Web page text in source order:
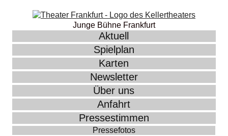
Junge Bühne Frankfurt
Aktuell
Spielplan
Karten
Newsletter
Über uns
Anfahrt
Pressestimmen
Pressefotos